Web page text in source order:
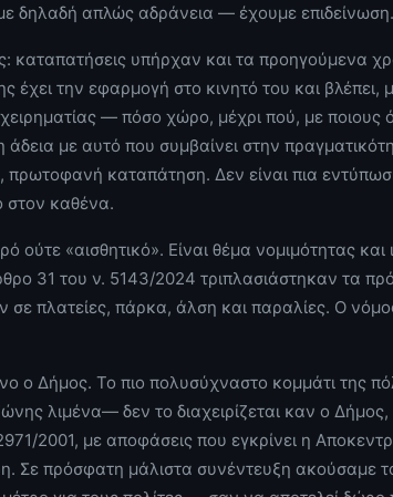
δηλαδή απλώς αδράνεια — έχουμε επιδείνωση.
καταπατήσεις υπήρχαν και τα προηγούμενα
έχει την εφαρμογή στο κινητό του και
— πόσο χώρο, μέχρι πού, με ποιους
άδεια με αυτό που συμβαίνει στην
πρωτοφανή καταπάτηση. Δεν είναι πια
στον καθένα.
ούτε «αισθητικό». Είναι θέμα νομιμότητας
31 του ν. 5143/2024 τριπλασιάστηκαν τα
πλατείες, πάρκα, άλση και παραλίες. Ο
ο Δήμος. Το πιο πολυσύχναστο κομμάτι της
λιμένα— δεν το διαχειρίζεται καν ο
2001, με αποφάσεις που εγκρίνει η
Σε πρόσφατη μάλιστα συνέντευξη ακούσαμε